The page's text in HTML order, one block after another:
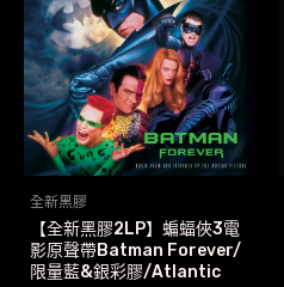
全新黑膠
【全新黑膠2LP】蝙蝠俠3電
影原聲帶Batman Forever/
限量藍&銀彩膠/Atlantic